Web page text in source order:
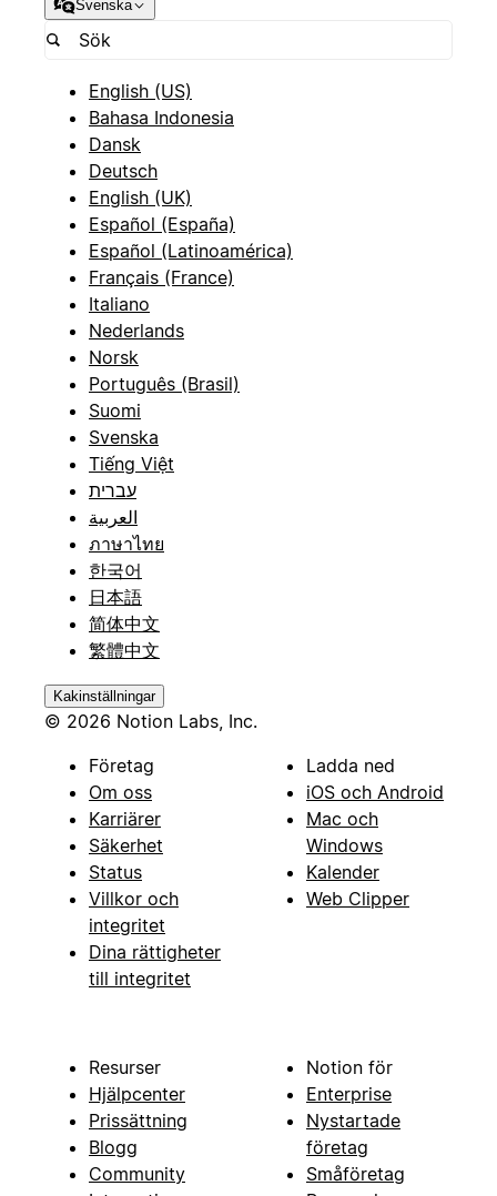
Svenska
English (US)
Bahasa Indonesia
Dansk
Deutsch
English (UK)
Español (España)
Español (Latinoamérica)
Français (France)
Italiano
Nederlands
Norsk
Português (Brasil)
Suomi
Svenska
Tiếng Việt
עברית
العربية
ภาษาไทย
한국어
日本語
简体中文
繁體中文
Kakinställningar
© 2026 Notion Labs, Inc.
Företag
Om oss
Karriärer
Säkerhet
Status
Villkor och
integritet
Dina rättigheter
till integritet
Ladda ned
iOS och Android
Mac och
Windows
Kalender
Web Clipper
Resurser
Hjälpcenter
Prissättning
Blogg
Community
Notion för
Enterprise
Nystartade
företag
Småföretag